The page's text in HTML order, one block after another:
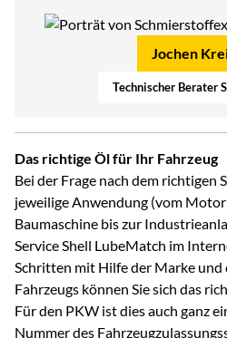
Jochen
Technischer Berater
Das richtige Öl für Ihr Fahrzeug
Bei der Frage nach dem richtigen
jeweilige Anwendung (vom
Baumaschine bis zur
Service Shell LubeMatch im
Schritten mit Hilfe der Marke und
Fahrzeugs können Sie sich das
Für den PKW ist dies auch ganz
Nummer des